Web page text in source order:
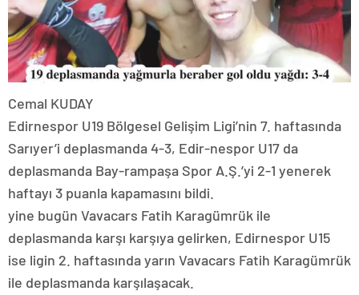
Cemal KUDAY
Edirnespor U19 Bölgesel Gelişim Ligi’nin 7. haftasında
Sarıyer’i deplasmanda 4-3, Edir-nespor U17 da
deplasmanda Bay-rampaşa Spor A.Ş.’yi 2-1 yenerek
haftayı 3 puanla kapamasını bildi.
yine bugün Vavacars Fatih Karagümrük ile
deplasmanda karşı karşıya gelirken, Edirnespor U15
ise ligin 2. haftasında yarın Vavacars Fatih Karagümrük
ile deplasmanda karşılaşacak.